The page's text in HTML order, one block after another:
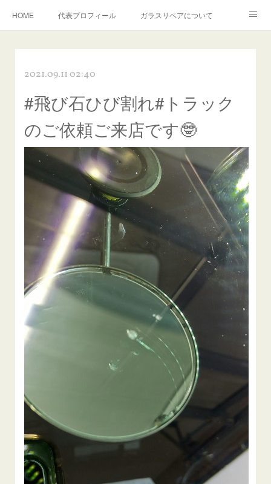
HOME 代表プロフィール ガラスリペアについて
飛び石施工料金について
当店へのアクセス 建築ガラスキズ取り・研磨・磨き
【プロ使用】フッ素系ガラストリートメント『アクアペル』
当店の良心的価格の理由について
欧州車モールの白サビやシミを落とす！
instagram記事 ガラスリペア施工価格
飛び石ひび割れでヒビ先が伸びた場合は？
2021.09.11 02:40
#飛び石ひび割れ#トラック
のご依頼ご来店です🤓